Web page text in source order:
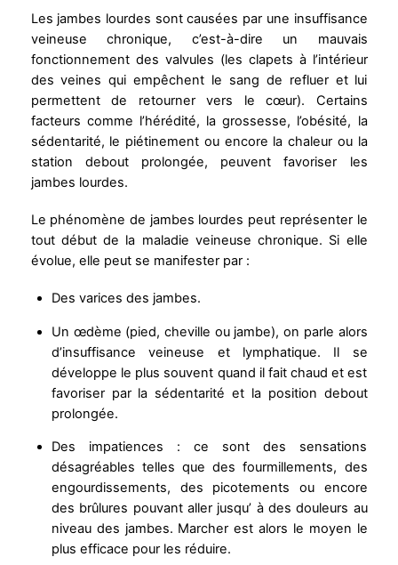
Les jambes lourdes sont causées par une insuffisance
veineuse chronique, c’est-à-dire un mauvais
fonctionnement des valvules (les clapets à l’intérieur
des veines qui empêchent le sang de refluer et lui
permettent de retourner vers le cœur). Certains
facteurs comme l’hérédité, la grossesse, l’obésité, la
sédentarité, le piétinement ou encore la chaleur ou la
station debout prolongée, peuvent favoriser les
jambes lourdes.
Le phénomène de jambes lourdes peut représenter le
tout début de la maladie veineuse chronique. Si elle
évolue, elle peut se manifester par :
Des varices des jambes.
Un œdème (pied, cheville ou jambe), on parle alors
d’insuffisance veineuse et lymphatique. Il se
développe le plus souvent quand il fait chaud et est
favoriser par la sédentarité et la position debout
prolongée.
Des impatiences : ce sont des sensations
désagréables telles que des fourmillements, des
engourdissements, des picotements ou encore
des brûlures pouvant aller jusqu’ à des douleurs au
niveau des jambes. Marcher est alors le moyen le
plus efficace pour les réduire.